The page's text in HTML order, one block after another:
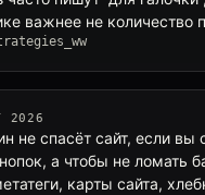
важнее не количество
2026
не спасёт сайт, если
а чтобы не
карты сайта,